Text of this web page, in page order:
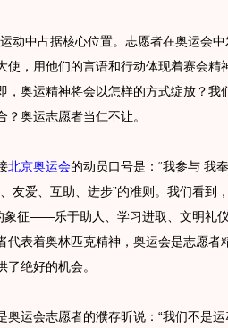
中占据核心位置。志愿者在奥运会中
使，用他们的言语和行动体现着赛会精
，奥运精神将会以怎样的方式绽放？我
奥运志愿者当仁不让。
北京奥运会的动员口号是：“我参与 我
友爱、互助、进步”的准则。我们看到
象征——乐于助人、学习进取、文明礼
代表着奥林匹克精神，奥运会是志愿者
绝好的机会。
运会志愿者的濮存昕说：“我们不是运